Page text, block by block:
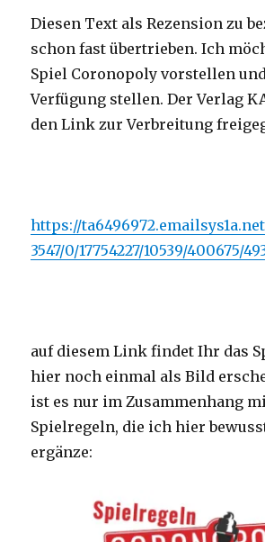
Diesen Text als Rezension zu
schon fast übertrieben. Ich
Spiel Coronopoly vorstellen
Verfügung stellen. Der Verlag
den Link zur Verbreitung
https://
3547/0/17754227/10539/400675/
auf diesem Link findet Ihr das
hier noch einmal als Bild
ist es nur im Zusammenhang
Spielregeln, die ich hier
ergänze: